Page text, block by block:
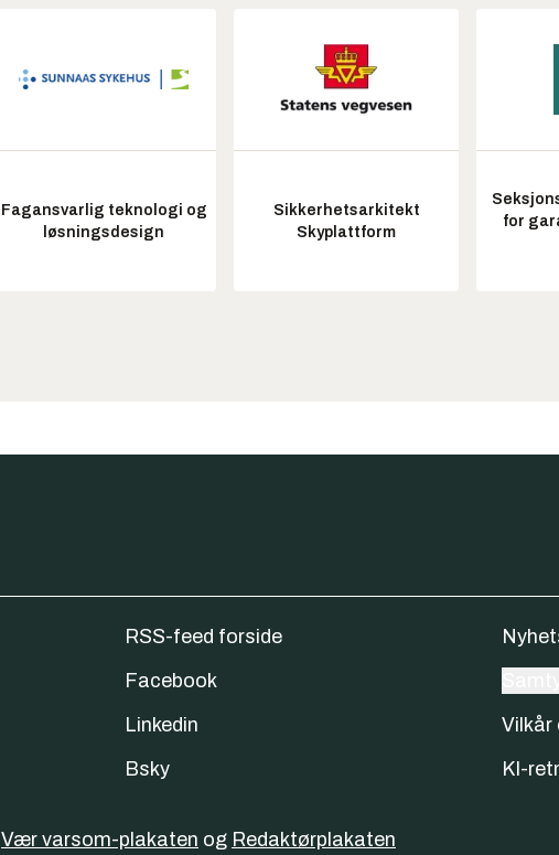
Fagansvarlig teknologi og
løsningsdesign
Sikkerhetsarkitekt
Skyplattform
for
RSS-feed forside
Facebook
Linkedin
Bsky
Vilkår
KI-
Vær varsom-plakaten og Redaktørplakaten